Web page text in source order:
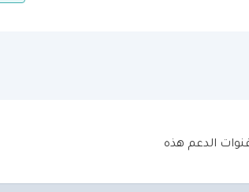
الدعم هذه